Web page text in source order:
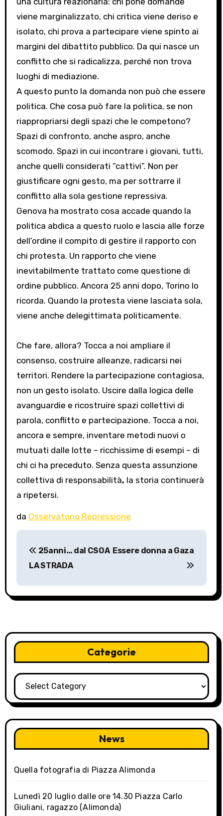
viene marginalizzato, chi critica viene deriso e
isolato, chi prova a partecipare viene spinto ai
margini del dibattito pubblico. Da qui nasce un
conflitto che si radicalizza, perché non trova
luoghi di mediazione.
A questo punto la domanda non può che essere
politica. Che cosa può fare la politica, se non
riappropriarsi degli spazi che le competono?
Spazi di confronto, anche aspro, anche
scomodo. Spazi in cui incontrare i giovani, tutti,
anche quelli considerati “cattivi”. Non per
giustificare ogni gesto, ma per sottrarre il
conflitto alla sola gestione repressiva.
Genova ha mostrato cosa accade quando la
politica abdica a questo ruolo e lascia alle forze
dell’ordine il compito di gestire il rapporto con
chi protesta. Un rapporto che viene
inevitabilmente trattato come questione di
ordine pubblico. Ancora 25 anni dopo, Torino lo
ricorda. Quando la protesta viene lasciata sola,
viene anche delegittimata politicamente.
Che fare, allora? Tocca a noi ampliare il
consenso, costruire alleanze, radicarsi nei
territori. Rendere la partecipazione contagiosa,
non un gesto isolato. Uscire dalla logica delle
avanguardie e ricostruire spazi collettivi di
parola, conflitto e partecipazione. Tocca a noi,
ancora e sempre, inventare metodi nuovi o
mutuati dalle lotte – ricchissime di esempi – di
chi ci ha preceduto. Senza questa assunzione
collettiva di responsabilità, la storia continuerà
a ripetersi.
da Osservatorio Repressione
P
s
t
a
v
i
g
a
t
i
o
n
25anni… dal CSOA
LA STRADA
Essere donna a Gaza
Categorie
Categorie
News
Quella fotografia di Piazza Alimonda
Lunedì 20 luglio dalle ore 14.30 Piazza Carlo
Giuliani, ragazzo (Alimonda)